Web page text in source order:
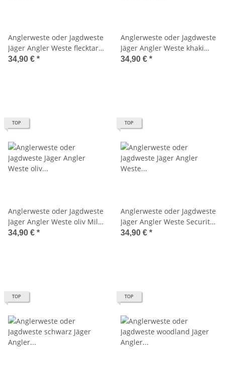
Anglerweste oder Jagdweste
Jäger Angler Weste flecktarn
Mil-Tec 10701021
34,90 € *
Anglerweste oder Jagdweste
Jäger Angler Weste khaki
Mil-Tec 10701004
34,90 € *
TOP
Anglerweste oder Jagdweste
Jäger Angler Weste oliv Mil-
Tec 10701001
34,90 € *
TOP
Anglerweste oder Jagdweste
Jäger Angler Weste Security
Sicherheitsdienst schwarz
34,90 € *
TOP TOP